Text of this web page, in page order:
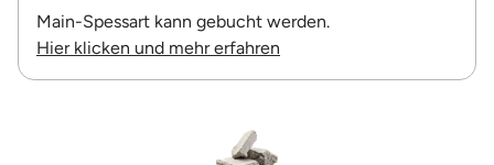
Main-Spessart kann gebucht werden.
Hier klicken und mehr erfahren